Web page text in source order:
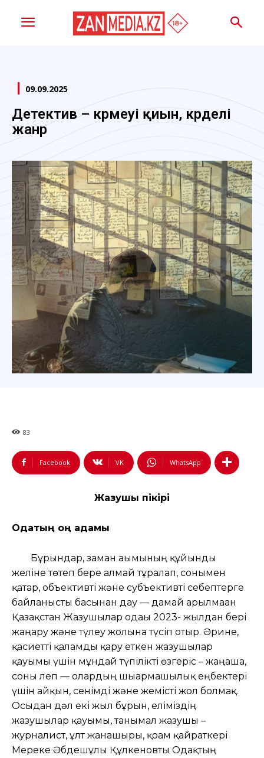
09.09.2025
Детектив – күрмеуі қиын, күрделі
жанр
83
Facebook VK WhatsApp
Жазушы пікірі
Одақтың оң қадамы
Бұрындар, заман ағымының құйынды
желіне төтеп бере алмай тұралап, сонымен
қатар, объективті және субъективті себептерге
байланысты басынан дау — дамай арылмаған
Қазақстан Жазушылар одағы 2023- жылдан бері
жаңару және түлеу жолына түсіп отыр. Әрине,
қасиетті қаламды қару еткен жазушылар
қауымы үшін мұндай түпілікті өзгеріс – жаңаша,
соны леп — олардың шығармашылық еңбектері
үшін айқын, сенімді және жемісті жол болмақ.
Осыдан дәл екі жыл бұрын, еліміздің
жазушылар қауымы, танымал жазушы –
журналист, ұлт жанашыры, қоғам қайраткері
Мереке Әбдешұлы Құлкеновты Одақтың